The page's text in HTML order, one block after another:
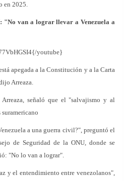
en 2025.
"No van a lograr llevar a Venezuela a
youtube}
apegada a la Constitución y a la Carta
Arreaza.
señaló que el "salvajismo y al
a una guerra civil?", preguntó el
de Seguridad de la ONU, donde se
"No lo van a lograr".
y el entendimiento entre venezolanos",